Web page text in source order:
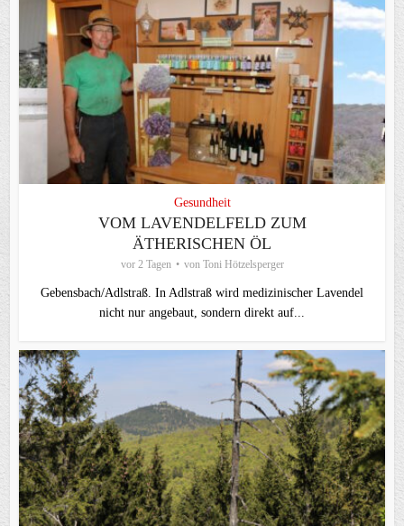
Gesundheit
VOM LAVENDELFELD ZUM
ÄTHERISCHEN ÖL
vor 2 Tagen von Toni Hötzelsperger
Gebensbach/Adlstraß. In Adlstraß wird medizinischer Lavendel
nicht nur angebaut, sondern direkt auf...